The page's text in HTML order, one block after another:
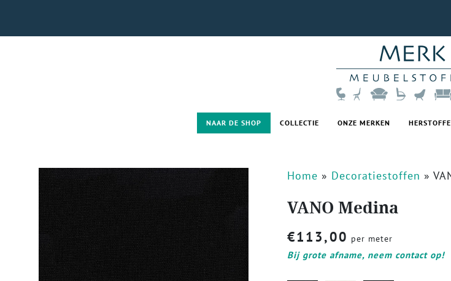
NAAR DE SHOP COLLECTIE ONZE MERKEN
Home » Decoratiestoffen »
VANO Medina
€113,00 per meter
Bij grote afname, neem contact op!